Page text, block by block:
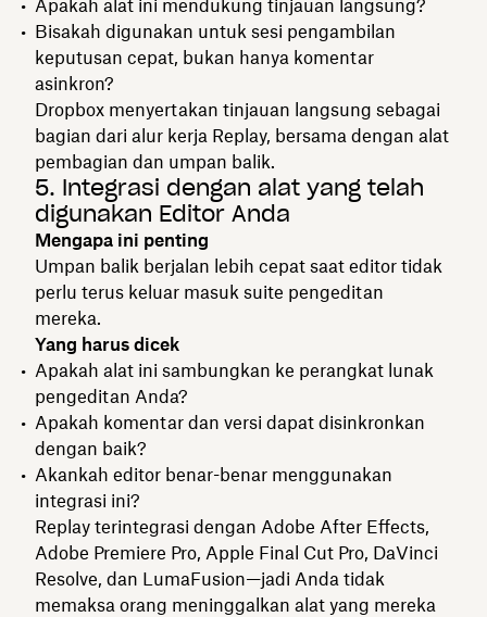
Apakah alat ini mendukung tinjauan langsung?
Bisakah digunakan untuk sesi pengambilan
keputusan cepat, bukan hanya komentar
asinkron?
Dropbox menyertakan tinjauan langsung sebagai
bagian dari alur kerja Replay, bersama dengan alat
pembagian dan umpan balik.
5. Integrasi dengan alat yang telah
digunakan Editor Anda
Mengapa ini penting
Umpan balik berjalan lebih cepat saat editor tidak
perlu terus keluar masuk suite pengeditan
mereka.
Yang harus dicek
Apakah alat ini sambungkan ke perangkat lunak
pengeditan Anda?
Apakah komentar dan versi dapat disinkronkan
dengan baik?
Akankah editor benar-benar menggunakan
integrasi ini?
Replay terintegrasi dengan Adobe After Effects,
Adobe Premiere Pro, Apple Final Cut Pro, DaVinci
Resolve, dan LumaFusion—jadi Anda tidak
memaksa orang meninggalkan alat yang mereka